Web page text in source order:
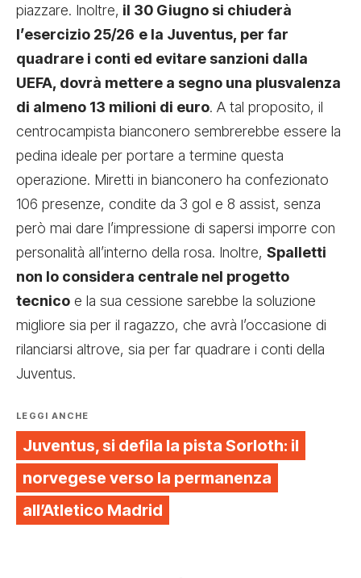
piazzare. Inoltre, il 30 Giugno si chiuderà
l’esercizio 25/26 e la Juventus, per far
quadrare i conti ed evitare sanzioni dalla
UEFA, dovrà mettere a segno una plusvalenza
di almeno 13 milioni di euro. A tal proposito, il
centrocampista bianconero sembrerebbe essere la
pedina ideale per portare a termine questa
operazione. Miretti in bianconero ha confezionato
106 presenze, condite da 3 gol e 8 assist, senza
però mai dare l’impressione di sapersi imporre con
personalità all’interno della rosa. Inoltre, Spalletti
non lo considera centrale nel progetto
tecnico e la sua cessione sarebbe la soluzione
migliore sia per il ragazzo, che avrà l’occasione di
rilanciarsi altrove, sia per far quadrare i conti della
Juventus.
LEGGI ANCHE
Juventus, si defila la pista Sorloth: il
norvegese verso la permanenza
all’Atletico Madrid